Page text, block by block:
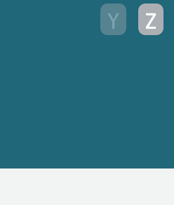
Y
Z